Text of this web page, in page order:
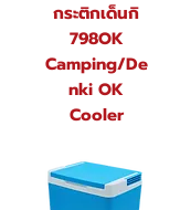
กระติกเด็นกิ
798OK
Camping/De
nki OK
Cooler